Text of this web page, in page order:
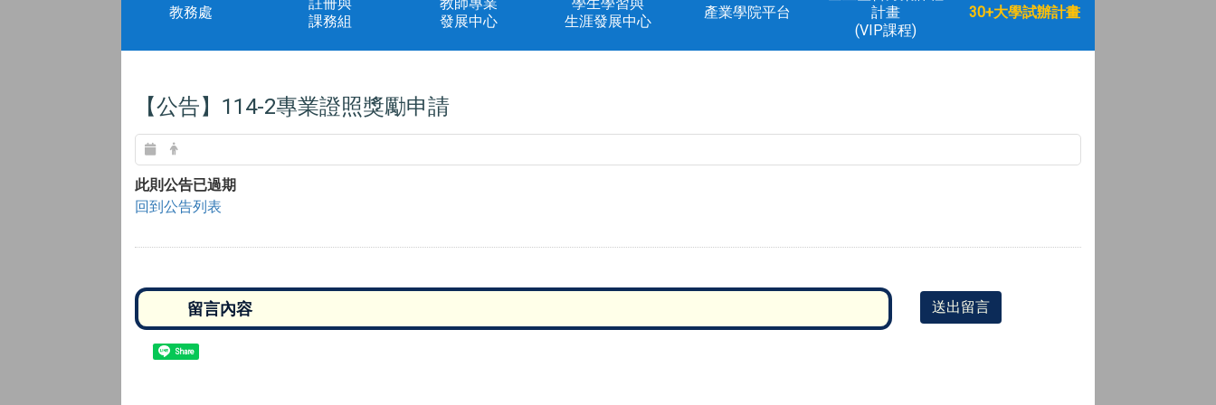
教務處
課務組
發展中心
生涯發展中心
產業學院平台
計畫
(VIP課程)
30+大學試辦計畫
【公告】114-2專業證照獎勵申請
此則公告已過期
回到公告列表
送出留言
Share